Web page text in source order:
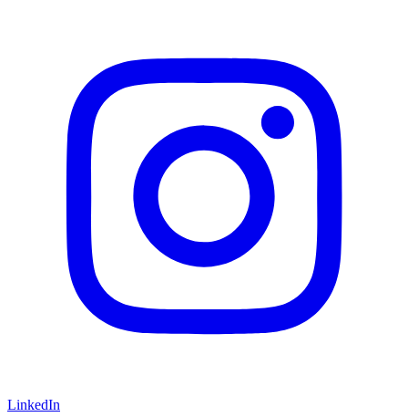
LinkedIn